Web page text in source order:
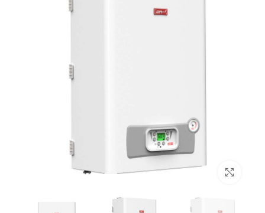
برای بزرگنمایی کلیک کنید